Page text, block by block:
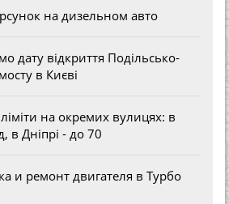
на дизельном авто
дату відкриття Подільсько-
в Києві
на окремих вулицях: в
в Дніпрі - до 70
и ремонт двигателя в Турбо